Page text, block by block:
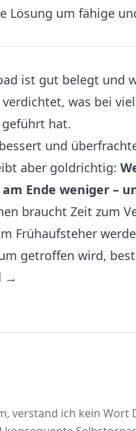
Lösung um fähige
ist gut belegt und
was bei
hat.
und
aber goldrichtig:
Ende weniger –
braucht Zeit zum
Frühaufsteher
getroffen wird,
→
verstand ich kein Wort